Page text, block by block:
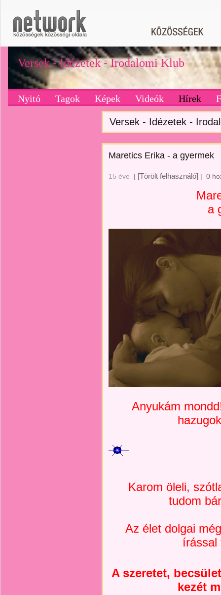
Versek - Idézetek - Irodalomi Klub
Nyitó Tagok Képek Videók Hírek
Versek - Idézetek -
Maretics Erika - a gyermek
15 éve | [Törölt felhasználó] | 0
a
Anyukám
Karom öleli,
tudom
Az élet dolgai
írással
A szeretet,
kezét